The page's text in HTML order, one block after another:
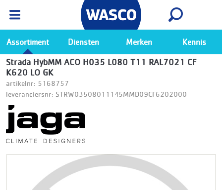
Ga naar de Wasco app
Bekijk
Assortiment Diensten Merken Kennis
Strada HybMM ACO H035 L080 T11 RAL7021 CF
K620 LO GK
artikelnr: 5168757
leveranciersnr: STRW03508011145MMD09CF6202000